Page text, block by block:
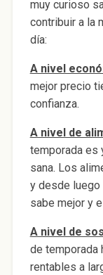
muy curioso
contribuir a la
día:
A nivel
mejor precio
confianza.
A nivel de
temporada es
sana. Los
y desde luego
sabe mejor y
A nivel de
de temporada
rentables a